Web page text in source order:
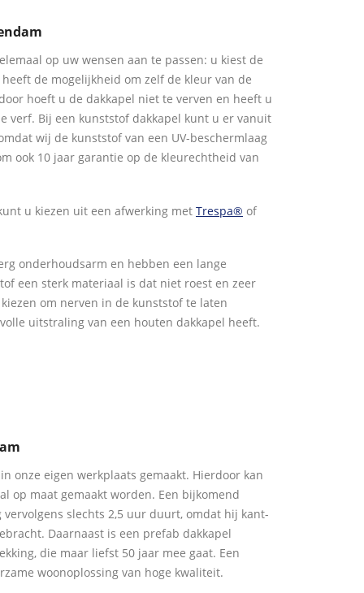
op uw wensen aan te passen: u kiest de
de mogelijkheid om zelf de kleur van de
hoeft u de dakkapel niet te verven en heeft u
verf. Bij een kunststof dakkapel kunt u er vanuit
wij de kunststof van een UV-beschermlaag
ook 10 jaar garantie op de kleurechtheid van
u kiezen uit een afwerking met Trespa® of
onderhoudsarm en hebben een lange
een sterk materiaal is dat niet roest en zeer
om nerven in de kunststof te laten
uitstraling van een houten dakkapel heeft.
onze eigen werkplaats gemaakt. Hierdoor kan
op maat gemaakt worden. Een bijkomend
slechts 2,5 uur duurt, omdat hij kant-
Daarnaast is een prefab dakkapel
die maar liefst 50 jaar mee gaat. Een
woonoplossing van hoge kwaliteit.